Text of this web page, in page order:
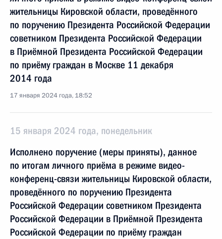
жительницы Кировской области, проведённого
по поручению Президента Российской Федерации
советником Президента Российской Федерации
в Приёмной Президента Российской Федерации
по приёму граждан в Москве 11 декабря
2014 года
17 января 2024 года, 18:52
15 января 2024 года, понедельник
Исполнено поручение (меры приняты), данное
по итогам личного приёма в режиме видео-
конференц-связи жительницы Кировской области,
проведённого по поручению Президента
Российской Федерации советником Президента
Российской Федерации в Приёмной Президента
Российской Федерации по приёму граждан